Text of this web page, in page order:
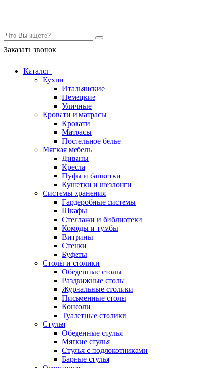
Заказать звонок
Каталог
Кухни
Итальянские
Немецкие
Уличные
Кровати и матрасы
Кровати
Матрасы
Постельное белье
Мягкая мебель
Диваны
Кресла
Пуфы и банкетки
Кушетки и шезлонги
Системы хранения
Гардеробные системы
Шкафы
Стеллажи и библиотеки
Комоды и тумбы
Витрины
Стенки
Буфеты
Столы и столики
Обеденные столы
Раздвижные столы
Журнальные столики
Письменные столы
Консоли
Туалетные столики
Стулья
Обеденные стулья
Мягкие стулья
Стулья с подлокотниками
Барные стулья